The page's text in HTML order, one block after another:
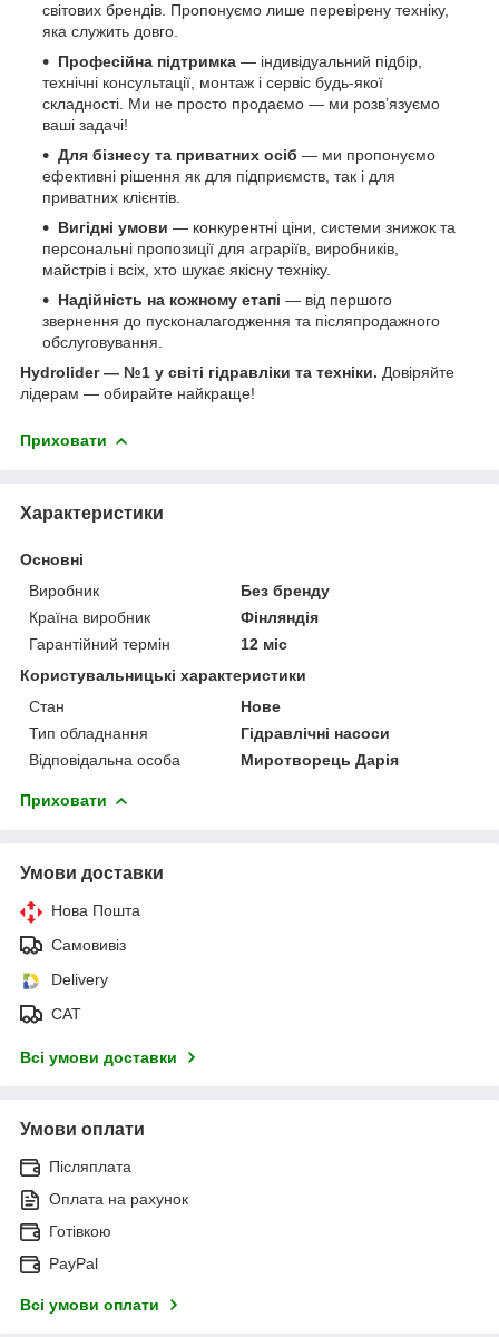
світових брендів. Пропонуємо лише перевірену техніку,
яка служить довго.
Професійна підтримка — індивідуальний підбір,
технічні консультації, монтаж і сервіс будь-якої
складності. Ми не просто продаємо — ми розв’язуємо
ваші задачі!
Для бізнесу та приватних осіб — ми пропонуємо
ефективні рішення як для підприємств, так і для
приватних клієнтів.
Вигідні умови — конкурентні ціни, системи знижок та
персональні пропозиції для аграріїв, виробників,
майстрів і всіх, хто шукає якісну техніку.
Надійність на кожному етапі — від першого
звернення до пусконалагодження та післяпродажного
обслуговування.
Hydrolider — №1 у світі гідравліки та техніки. Довіряйте
лідерам — обирайте найкраще!
Приховати
Характеристики
Основні
Виробник
Без бренду
Країна виробник
Фінляндія
Гарантійний термін
12 міс
Користувальницькі характеристики
Стан
Нове
Тип обладнання
Гідравлічні насоси
Відповідальна особа
Миротворець Дарія
Приховати
Умови доставки
Нова Пошта
Самовивіз
Delivery
САТ
Всі умови доставки
Умови оплати
Післяплата
Оплата на рахунок
Готівкою
PayPal
Всі умови оплати